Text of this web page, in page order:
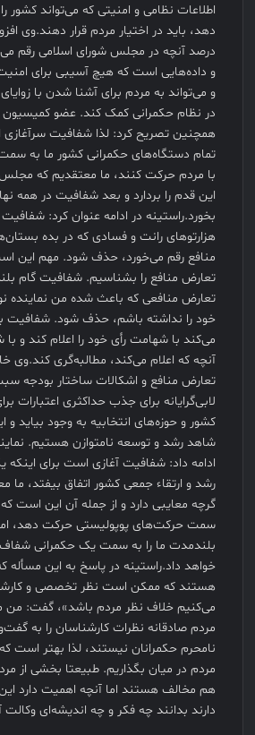
اطلاعات نظامی و امنیتی که می‌تواند کشور
درصد آنچه در مجلس شورای اسلامی رقم
و داده‌هایی است که هیچ آسیبی برای
و می‌تواند به مردم برای آشنا شدن با
در نظام حکمرانی کمک کند. عضو
همچنین تصریح کرد: لذا شفافیت سرآغازی
تمام دستگاه‌های حکمرانی کشور ما به
با مردم حرکت کنند، ما معتقدیم که
این قدم را بردارد و بعد شفافیت در همه
بخورد.راستینه در ادامه عنوان کرد:
هزارتوهای رانت و فسادی که در بده
منافع رقم می‌خورد، حذف شود. مهم این
تعارض منافع را بشناسیم. شفافیت گام
تعارض منافعی که باعث شده من نماینده
خود را نداشته باشم، حذف شود. شفافیت
می‌کند با شهامت رأی خود را اعلام کند و
آنچه که اعلام می‌کند، مطالبه‌گری کند.وی
تعارض منافع و اشکالات ساختار بودجه
لابی‌گرایانه برای جذب حداکثری اعتبارات
کشور و حوزه‌های انتخابیه به وجود بیاید
شاهد رشد و توسعه نامتوازن هستیم.
ادامه داد: شفافیت آغازی است برای
رشد و ارتقاء جمعی کشور اتفاق بیفتد،
گرچه معایبی دارد و از جمله آن این است که
سمت حرکت‌های پوپولیستی حرکت دهد،
بلندمدت ما را به سمت یک حکمرانی
خواهد داد.راستینه در پاسخ به این مسأله
هستند که ممکن است نظر تخصصی و
می‌کنیم خلاف نظر مردم باشد»، گفت: من
مردم صادقانه نظرات کارشناسان را به
نامحرم حکمرانان نیستند، لذا بهتر است
مردم در میان بگذاریم. طبیعتا بخشی از
هم مخالف هستند اما آنچه اهمیت دارد
دارند بدانند چه فکر و چه اندیشه‌ای وکالت